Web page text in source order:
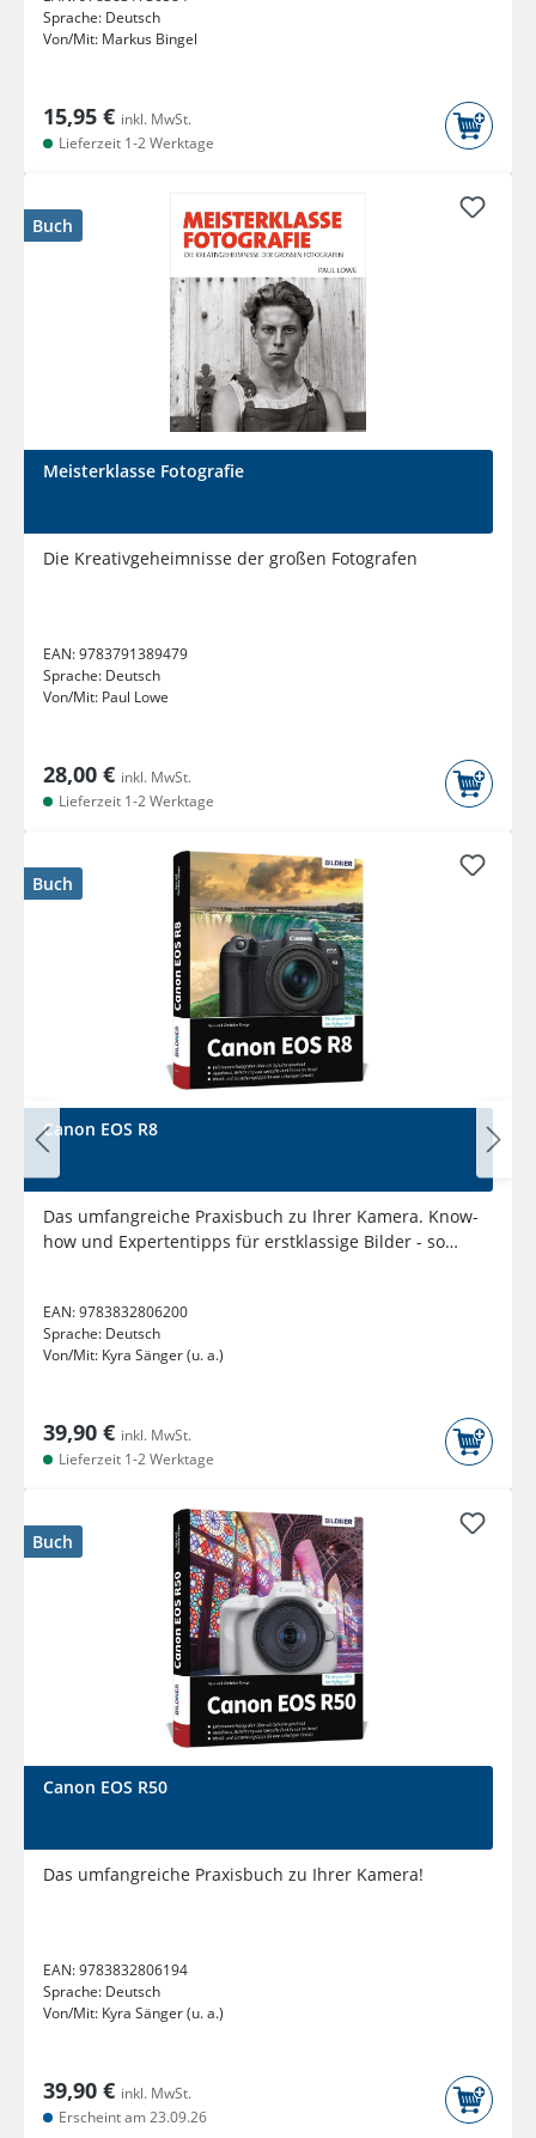
Sprache: Deutsch
Von/Mit: Markus Bingel
15,95 € inkl. MwSt.
Lieferzeit 1-2 Werktage
Buch
Meisterklasse Fotografie
Die Kreativgeheimnisse der großen Fotografen
EAN:9783791389479
Sprache: Deutsch
Von/Mit: Paul Lowe
28,00 € inkl. MwSt.
Lieferzeit 1-2 Werktage
Buch
Canon EOS R8
Das umfangreiche Praxisbuch zu Ihrer Kamera. Know-
how und Expertentipps für erstklassige Bilder - so
EAN:9783832806200
Sprache: Deutsch
Von/Mit: Kyra Sänger (u. a.)
39,90 € inkl. MwSt.
Lieferzeit 1-2 Werktage
Buch
Canon EOS R50
Das umfangreiche Praxisbuch zu Ihrer Kamera!
EAN:9783832806194
Sprache: Deutsch
Von/Mit: Kyra Sänger (u. a.)
39,90 € inkl. MwSt.
Erscheint am 23.09.26